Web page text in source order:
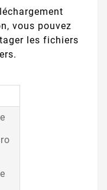
vous pouvez
les fichiers